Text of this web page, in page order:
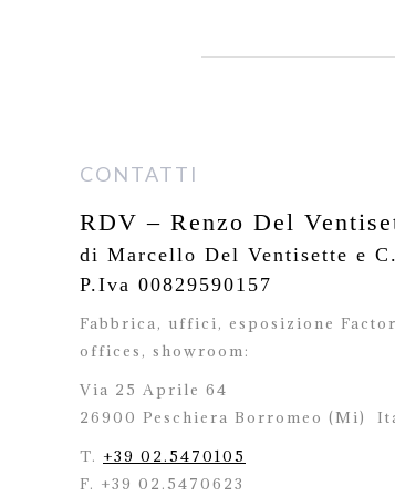
CONTATTI
RDV – Renzo Del
di Marcello Del Ventisette e
P.Iva 00829590157
Fabbrica, uffici, esposizione
offices, showroom:
Via 25 Aprile 64
26900 Peschiera Borromeo (Mi)
T. +39 02.5470105
F. +39 02.5470623